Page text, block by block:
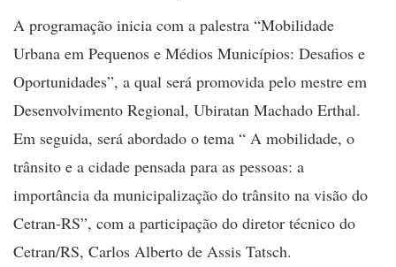
A programação inicia com a palestra “Mobilidade
Urbana em Pequenos e Médios Municípios: Desafios e
Oportunidades”, a qual será promovida pelo mestre em
Desenvolvimento Regional, Ubiratan Machado Erthal.
Em seguida, será abordado o tema “ A mobilidade, o
trânsito e a cidade pensada para as pessoas: a
importância da municipalização do trânsito na visão do
Cetran-RS”, com a participação do diretor técnico do
Cetran/RS, Carlos Alberto de Assis Tatsch.